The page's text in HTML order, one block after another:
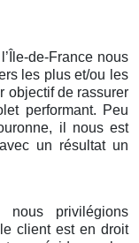
de-France nous
les plus et/ou les
objectif de rassurer
performant. Peu
il nous est
un résultat un
nous privilégions
client est en droit